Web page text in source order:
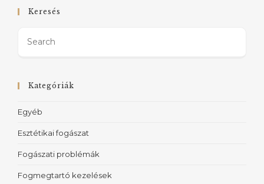
Keresés
Kategóriák
Egyéb
Esztétikai fogászat
Fogászati problémák
Fogmegtartó kezelések